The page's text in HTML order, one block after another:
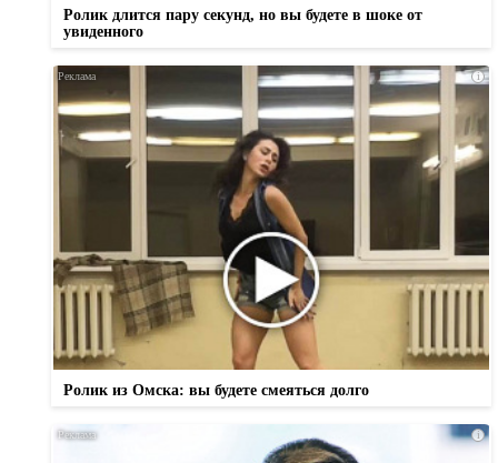
Ролик длится пару секунд, но вы будете в шоке от
увиденного
i
Ролик из Омска: вы будете смеяться долго
i